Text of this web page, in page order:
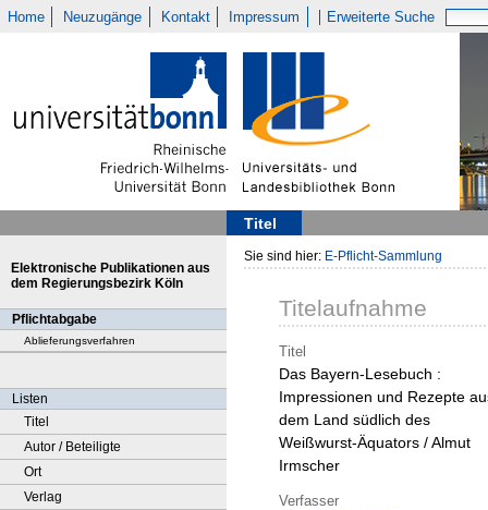
Home Neuzugänge Kontakt Impressum Erweiterte Suche
Titel
Elektronische Publikationen aus
dem Regierungsbezirk Köln
Pflichtabgabe
Ablieferungsverfahren
Listen
Titel
Autor / Beteiligte
Ort
Verlag
Sie sind hier: E-Pflicht-Sammlung
Titelaufnahme
Titel
Das Bayern-Lesebuch :
Impressionen und Rezepte
dem Land südlich des
Weißwurst-Äquators / Almut
Irmscher
Verfasser